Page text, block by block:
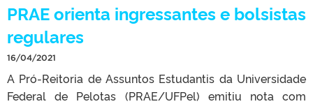
PRAE orienta ingressantes e bolsistas
regulares
16/04/2021
A Pró-Reitoria de Assuntos Estudantis da Universidade
Federal de Pelotas (PRAE/UFPel) emitiu nota com